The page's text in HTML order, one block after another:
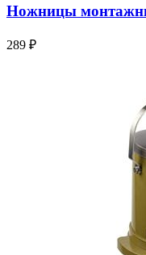
Ножницы
289 ₽